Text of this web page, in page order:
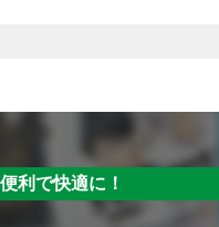
利で快適に！